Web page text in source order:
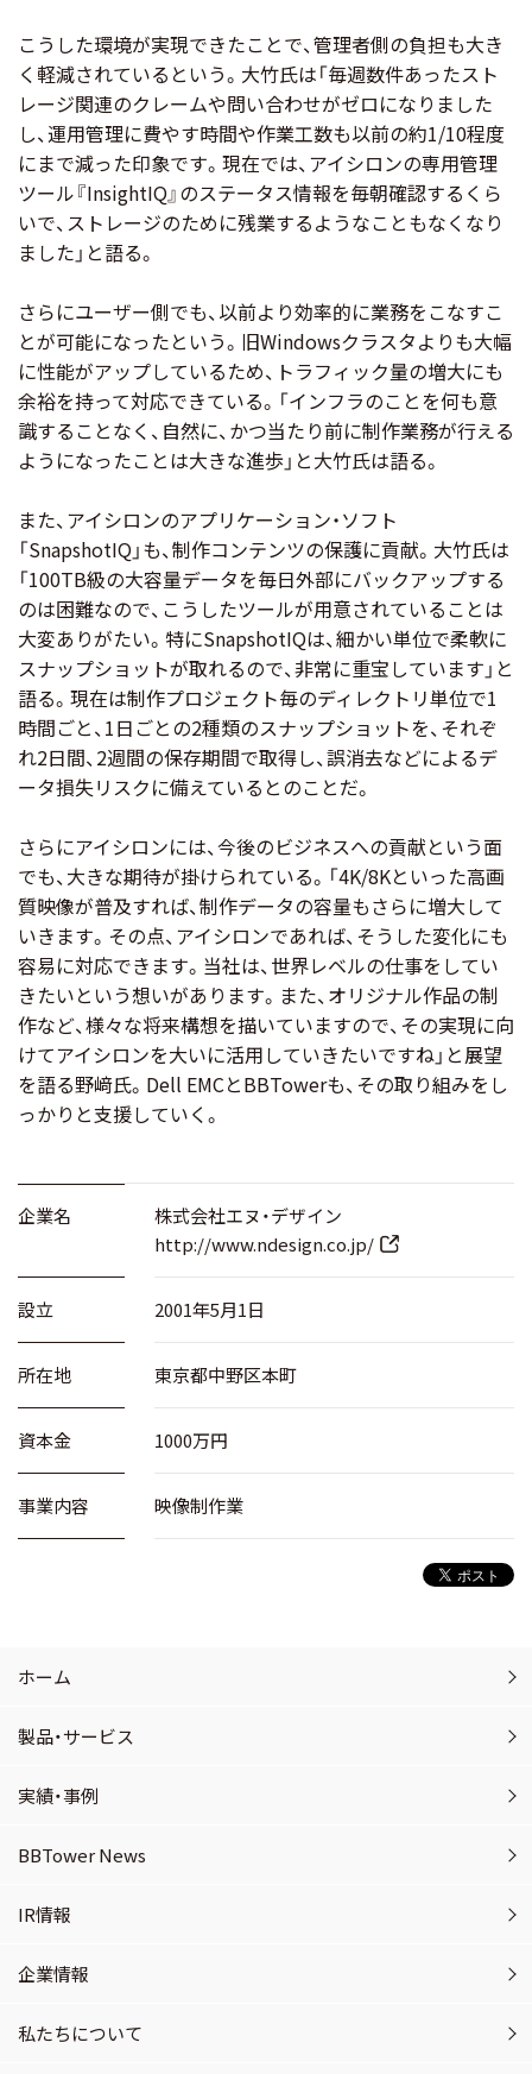
こうした環境が実現できたことで、管理者側の負担も大き
く軽減されているという。大竹氏は「毎週数件あったスト
レージ関連のクレームや問い合わせがゼロになりました
し、運用管理に費やす時間や作業工数も以前の約1/10程度
にまで減った印象です。現在では、アイシロンの専用管理
ツール『InsightIQ』のステータス情報を毎朝確認するくら
いで、ストレージのために残業するようなこともなくなり
ました」と語る。
さらにユーザー側でも、以前より効率的に業務をこなすこ
とが可能になったという。旧Windowsクラスタよりも大幅
に性能がアップしているため、トラフィック量の増大にも
余裕を持って対応できている。「インフラのことを何も意
識することなく、自然に、かつ当たり前に制作業務が行える
ようになったことは大きな進歩」と大竹氏は語る。
また、アイシロンのアプリケーション・ソフト
「SnapshotIQ」も、制作コンテンツの保護に貢献。大竹氏は
「100TB級の大容量データを毎日外部にバックアップする
のは困難なので、こうしたツールが用意されていることは
大変ありがたい。特にSnapshotIQは、細かい単位で柔軟に
スナップショットが取れるので、非常に重宝しています」と
語る。現在は制作プロジェクト毎のディレクトリ単位で1
時間ごと、1日ごとの2種類のスナップショットを、それぞ
れ2日間、2週間の保存期間で取得し、誤消去などによるデ
ータ損失リスクに備えているとのことだ。
さらにアイシロンには、今後のビジネスへの貢献という面
でも、大きな期待が掛けられている。「4K/8Kといった高画
質映像が普及すれば、制作データの容量もさらに増大して
いきます。その点、アイシロンであれば、そうした変化にも
容易に対応できます。当社は、世界レベルの仕事をしてい
きたいという想いがあります。また、オリジナル作品の制
作など、様々な将来構想を描いていますので、その実現に向
けてアイシロンを大いに活用していきたいですね」と展望
を語る野﨑氏。Dell EMCとBBTowerも、その取り組みをし
っかりと支援していく。
企業名
株式会社エヌ・デザイン
http://www.ndesign.co.jp/
設立 2001年5月1日
所在地 東京都中野区本町
資本金 1000万円
事業内容 映像制作業
ホーム
製品・サービス
実績・事例
BBTower News
IR情報
企業情報
私たちについて